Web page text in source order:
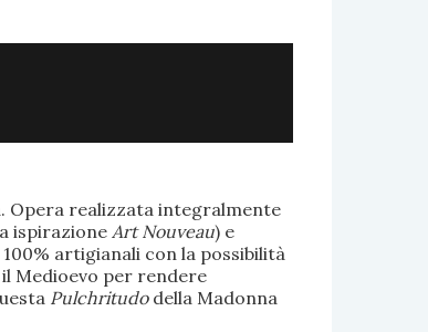
Opera realizzata integralmente
ispirazioneArt Nouveau) e
artigianali con la possibilità
Medioevo per rendere
Pulchritudo della Madonna